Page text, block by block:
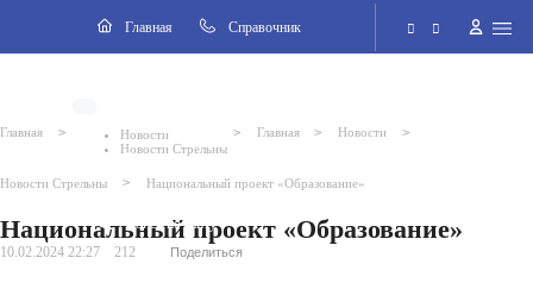
Главная Cправочник
Версия для слабовидящих
Поиск по сайту
Главная >
Новости
Новости Стрельны
> Главная > Новости >
Новости Стрельны > Национальный проект «Образование»
Национальный проект «Образование»
10.02.2024 22:27 212 Поделиться